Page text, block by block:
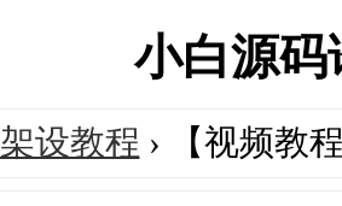
小白源
架设教程 › 【视频教